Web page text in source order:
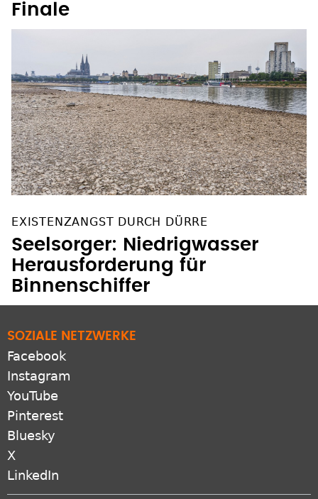
Finale
EXISTENZANGST DURCH DÜRRE
Seelsorger: Niedrigwasser
Herausforderung für
Binnenschiffer
SOZIALE NETZWERKE
Facebook
Instagram
YouTube
Pinterest
Bluesky
X
LinkedIn